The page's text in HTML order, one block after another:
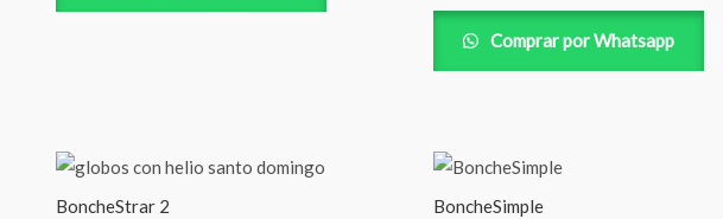
Comprar por Whatsapp
BoncheStrar 2 BoncheSimple